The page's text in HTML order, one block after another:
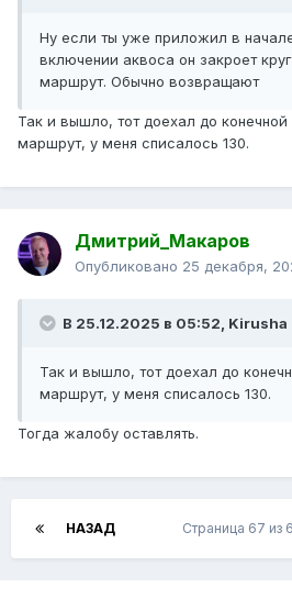
Ну если ты уже приложил в
включении аквоса он закроет
маршрут. Обычно возвращают
Так и вышло, тот доехал до
маршрут, у меня списалось 130.
Дмитрий_Макаров
Опубликовано 25 декабря,
В 25.12.2025 в 05:52, Kirusha
Так и вышло, тот доехал до
маршрут, у меня списалось 130.
Тогда жалобу оставлять.
НАЗАД Страница 67 из